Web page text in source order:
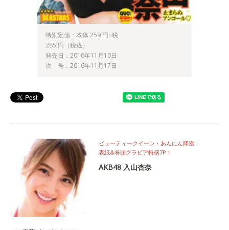
特別定価：本体 259 円+税
285 円（税込）
発売日：2016年11月10日
次 号：2016年11月17日
ビューティークイーン・あんにん降臨！
表紙&巻頭グラビア特盛7P！
AKB48 入山杏奈